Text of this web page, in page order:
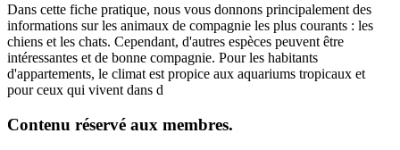
Dans cette fiche pratique, nous vous donnons principalement des
informations sur les animaux de compagnie les plus courants : les
chiens et les chats. Cependant, d'autres espèces peuvent être
intéressantes et de bonne compagnie. Pour les habitants
d'appartements, le climat est propice aux aquariums tropicaux et
pour ceux qui vivent dans d
Contenu réservé aux membres.